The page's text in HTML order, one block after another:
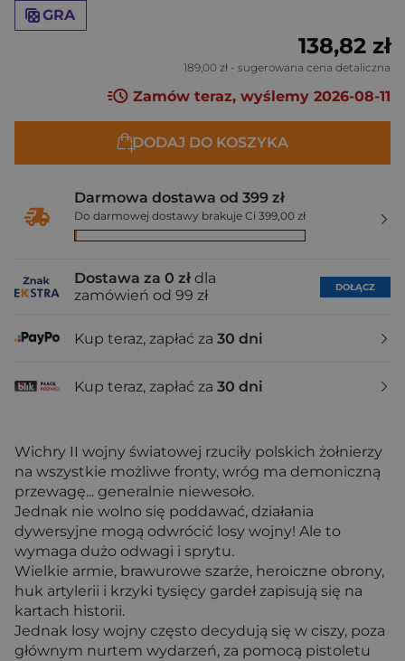
GRA
138,82 zł
189,00 zł - sugerowana cena detaliczna
Zamów teraz, wyślemy 2026-08-11
DODAJ DO KOSZYKA
Darmowa dostawa od 399 zł
Do darmowej dostawy brakuje Ci 399,00 zł
Dostawa za 0 zł dla
zamówień od 99 zł
DOŁĄCZ
Kup teraz, zapłać za 30 dni
Kup teraz, zapłać za 30 dni
Wichry II wojny światowej rzuciły polskich żołnierzy
na wszystkie możliwe fronty, wróg ma demoniczną
przewagę... generalnie niewesoło.
Jednak nie wolno się poddawać, działania
dywersyjne mogą odwrócić losy wojny! Ale to
wymaga dużo odwagi i sprytu.
Wielkie armie, brawurowe szarże, heroiczne obrony,
huk artylerii i krzyki tysięcy gardeł zapisują się na
kartach historii.
Jednak losy wojny często decydują się w ciszy, poza
głównym nurtem wydarzeń, za pomocą pistoletu